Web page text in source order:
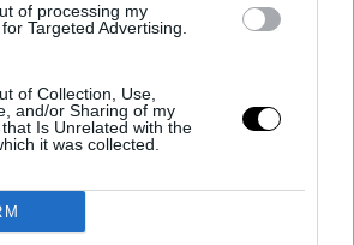
of processing my
Targeted Advertising.
of Collection, Use,
and/or Sharing of my
Is Unrelated with the
it was collected.